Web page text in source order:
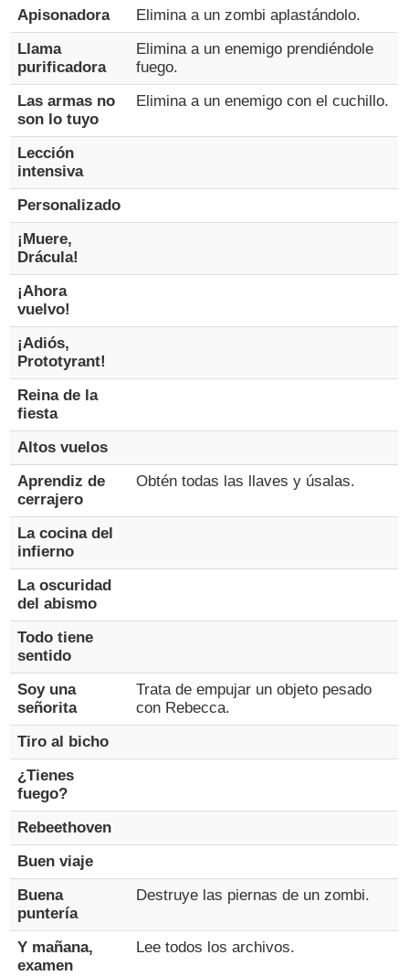
Apisonadora
Elimina a un zombi aplastándolo.
Llama
purificadora
Elimina a un enemigo prendiéndole
fuego.
Las armas no
son lo tuyo
Elimina a un enemigo con el cuchillo.
Lección
intensiva
Personalizado
¡Muere,
Drácula!
¡Ahora
vuelvo!
¡Adiós,
Prototyrant!
Reina de la
fiesta
Altos vuelos
Aprendiz de
cerrajero
Obtén todas las llaves y úsalas.
La cocina del
infierno
La oscuridad
del abismo
Todo tiene
sentido
Soy una
señorita
Trata de empujar un objeto pesado
con Rebecca.
Tiro al bicho
¿Tienes
fuego?
Rebeethoven
Buen viaje
Buena
puntería
Destruye las piernas de un zombi.
Y mañana,
examen
Lee todos los archivos.